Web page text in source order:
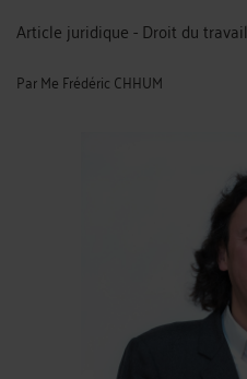
Article juridique - Droit du travail
ParMe Frédéric CHHUM